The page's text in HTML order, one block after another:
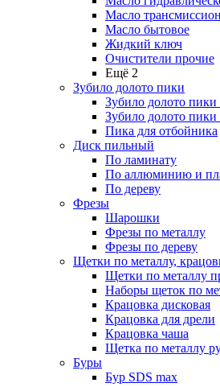
Масло
Масло бытовое
Жидкий ключ
Очистители прочие
Ещё 2
Зубило долото пики
Зубило долото пики
Зубило долото пики
Пика для отбойника
Диск пильный
По ламинату
По аллюминию и
По дереву
Фрезы
Шарошки
Фрезы по металлу
Фрезы по дереву
Щетки по металлу,
Щетки по металлу
Наборы щеток по
Крацовка дисковая
Крацовка для дрели
Крацовка чаша
Щетка по металлу
Буры
Бур SDS max